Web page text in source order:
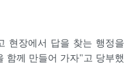
현장에서 답을 찾는 행정을
함께 만들어 가자"고 당부했